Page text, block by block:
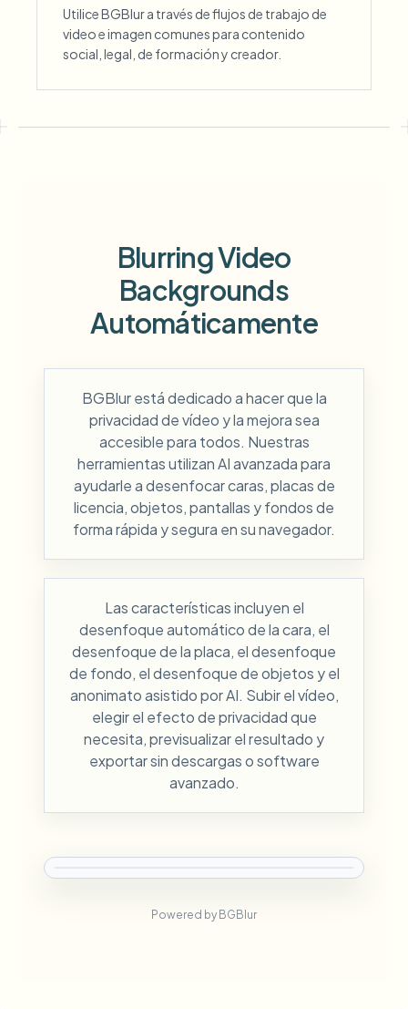
Utilice BGBlur a través de flujos de trabajo de
video e imagen comunes para contenido
social, legal, de formación y creador.
Blurring Video
Backgrounds
Automáticamente
BGBlur está dedicado a hacer que la
privacidad de vídeo y la mejora sea
accesible para todos. Nuestras
herramientas utilizan AI avanzada para
ayudarle a desenfocar caras, placas de
licencia, objetos, pantallas y fondos de
forma rápida y segura en su navegador.
Las características incluyen el
desenfoque automático de la cara, el
desenfoque de la placa, el desenfoque
de fondo, el desenfoque de objetos y el
anonimato asistido por AI. Subir el vídeo,
elegir el efecto de privacidad que
necesita, previsualizar el resultado y
exportar sin descargas o software
avanzado.
Powered by BGBlur